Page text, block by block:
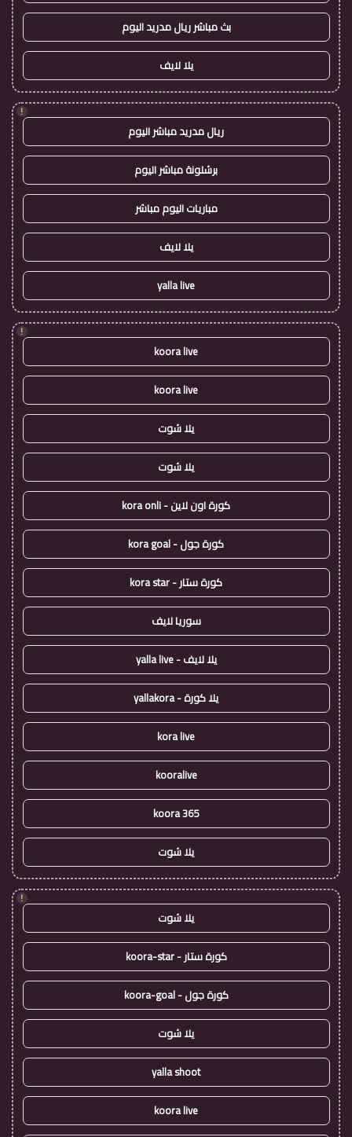
بث مباشر ريال مدريد اليوم
يلا لايف
!
ريال مدريد مباشر اليوم
برشلونة مباشر اليوم
مباريات اليوم مباشر
يلا لايف
yalla live
!
koora live
koora live
يلا شوت
يلا شوت
كورة اون لاين - kora onli
كورة جول - kora goal
كورة ستار - kora star
سوريا لايف
يلا لايف - yalla live
يلا كورة - yallakora
kora live
kooralive
koora 365
يلا شوت
!
يلا شوت
كورة ستار - koora-star
كورة جول - koora-goal
يلا شوت
yalla shoot
koora live